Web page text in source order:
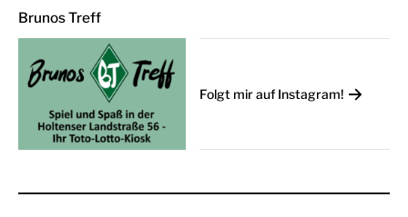
Brunos Treff
Folgt mir auf Instagram!